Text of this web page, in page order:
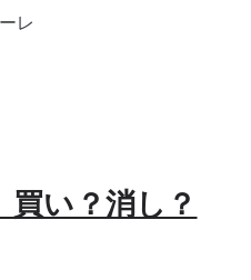
レ
い？消し？